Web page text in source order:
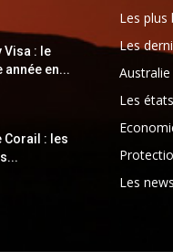
Visa : le
en...
Corail : les
Les plus
Les
Les
Les